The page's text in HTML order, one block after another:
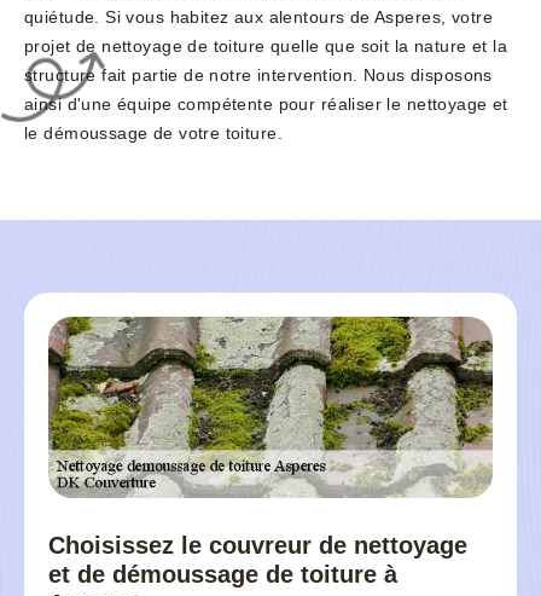
quiétude. Si vous habitez aux alentours de Asperes, votre
projet de nettoyage de toiture quelle que soit la nature et la
structure fait partie de notre intervention. Nous disposons
ainsi d'une équipe compétente pour réaliser le nettoyage et
le démoussage de votre toiture.
Choisissez le couvreur de nettoyage
et de démoussage de toiture à